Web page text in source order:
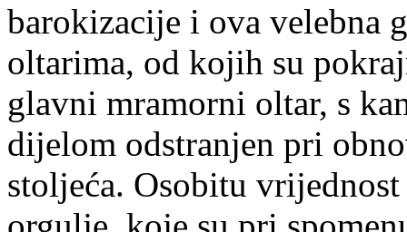
barokizacije i ova velebna
oltarima, od kojih su
glavni mramorni oltar, s
dijelom odstranjen pri
stoljeća. Osobitu